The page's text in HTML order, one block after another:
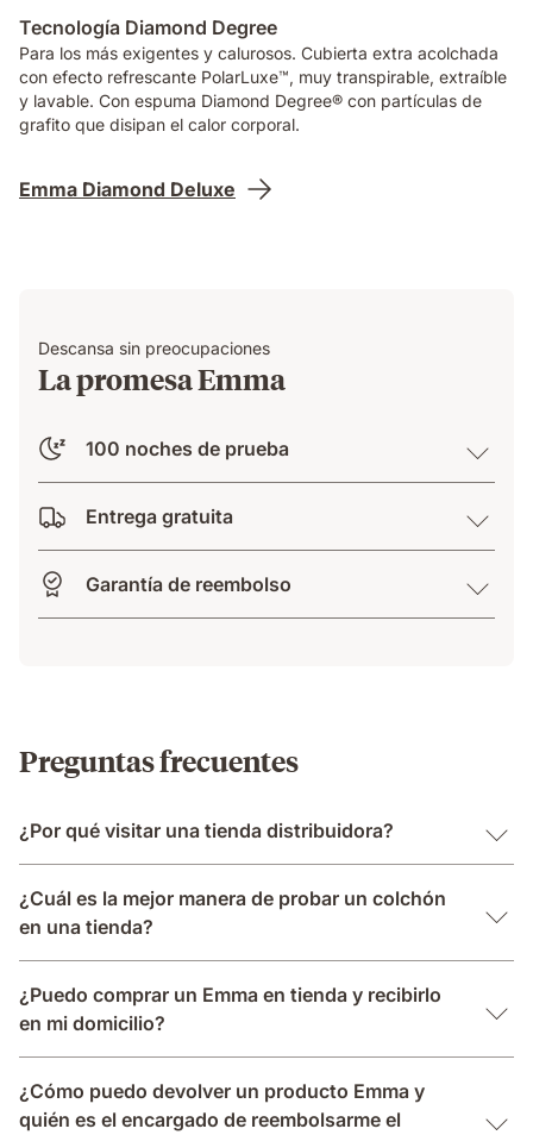
Tecnología Diamond Degree
Para los más exigentes y calurosos. Cubierta extra acolchada
con efecto refrescante PolarLuxe™, muy transpirable, extraíble
y lavable. Con espuma Diamond Degree® con partículas de
grafito que disipan el calor corporal.
Emma Diamond Deluxe
Descansa sin preocupaciones
La promesa Emma
100 noches de prueba
Entrega gratuita
Garantía de reembolso
Preguntas frecuentes
¿Por qué visitar una tienda distribuidora?
¿Cuál es la mejor manera de probar un colchón
en una tienda?
¿Puedo comprar un Emma en tienda y recibirlo
en mi domicilio?
¿Cómo puedo devolver un producto Emma y
quién es el encargado de reembolsarme el